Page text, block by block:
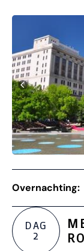
Overnachting:
DAG
2